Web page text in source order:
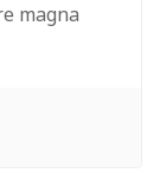
magna